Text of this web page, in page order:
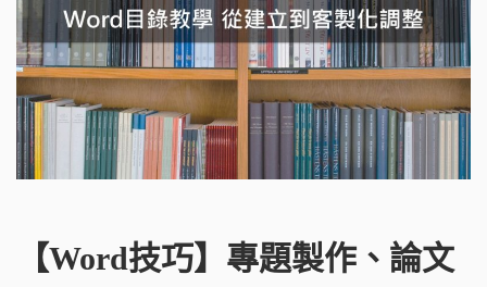
【Word技巧】專題製作、論文